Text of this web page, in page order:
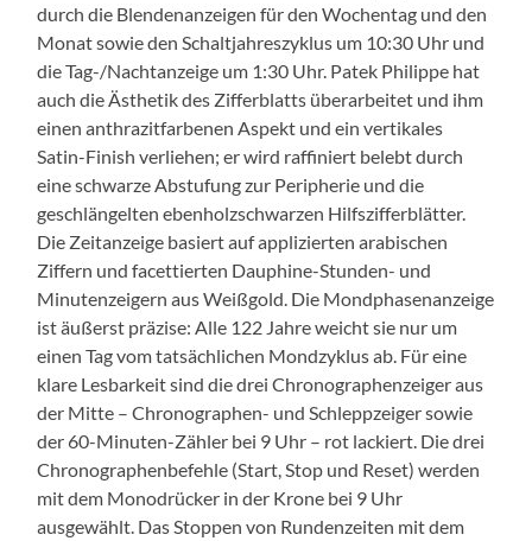
durch die Blendenanzeigen für den Wochentag und den
Monat sowie den Schaltjahreszyklus um 10:30 Uhr und
die Tag-/Nachtanzeige um 1:30 Uhr. Patek Philippe hat
auch die Ästhetik des Zifferblatts überarbeitet und ihm
einen anthrazitfarbenen Aspekt und ein vertikales
Satin-Finish verliehen; er wird raffiniert belebt durch
eine schwarze Abstufung zur Peripherie und die
geschlängelten ebenholzschwarzen Hilfszifferblätter.
Die Zeitanzeige basiert auf applizierten arabischen
Ziffern und facettierten Dauphine-Stunden- und
Minutenzeigern aus Weißgold. Die Mondphasenanzeige
ist äußerst präzise: Alle 122 Jahre weicht sie nur um
einen Tag vom tatsächlichen Mondzyklus ab. Für eine
klare Lesbarkeit sind die drei Chronographenzeiger aus
der Mitte – Chronographen- und Schleppzeiger sowie
der 60-Minuten-Zähler bei 9 Uhr – rot lackiert. Die drei
Chronographenbefehle (Start, Stop und Reset) werden
mit dem Monodrücker in der Krone bei 9 Uhr
ausgewählt. Das Stoppen von Rundenzeiten mit dem